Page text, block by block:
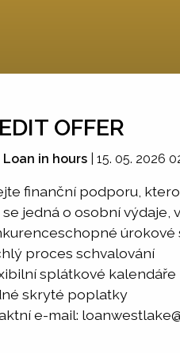
OFFER
Loan in hours 15. 05. 2026
finanční podporu,
se jedná o osobní
úrokové
proces schvalování
splátkové kalendáře
skryté poplatky
e-mail: